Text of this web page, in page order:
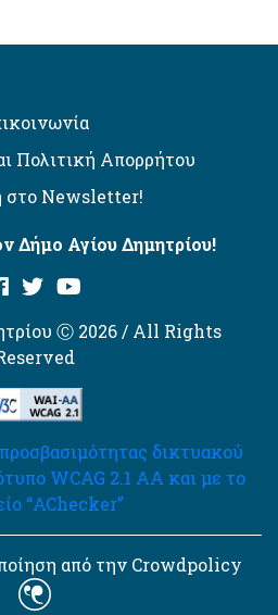
Πολιτική Απορρήτου
στο Newsletter!
Δήμο Αγίου Δημητρίου!
Ⓒ 2026 / All Rights
δικτυακού
WCAG 2.1 AA και με το
“AChecker”
από την Crowdpolicy